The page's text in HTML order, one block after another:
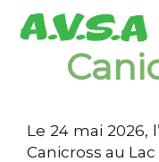
Le 24 mai 2026,
Canicross au Lac